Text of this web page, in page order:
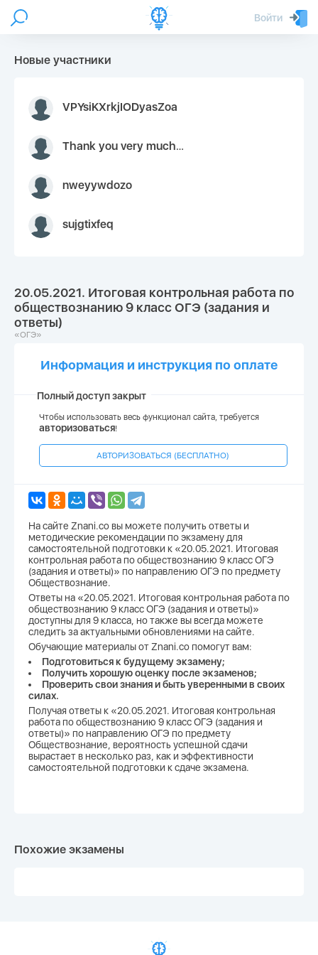
Войти
Новые участники
VPYsiKXrkjIODyasZoa
Thank you very much for your inquiry We appreciate you 9126052 https://youtube.com faceapple !
nweyywdozo
sujgtixfeq
20.05.2021. Итоговая контрольная работа по
обществознанию 9 класс ОГЭ (задания и
ответы)
«ОГЭ»
Информация и инструкция по оплате
Полный доступ закрыт
Чтобы использовать весь функционал сайта, требуется
авторизоваться!
АВТОРИЗОВАТЬСЯ (БЕСПЛАТНО)
На сайте Znani.co вы можете получить ответы и
методические рекомендации по экзамену для
самостоятельной подготовки к «20.05.2021. Итоговая
контрольная работа по обществознанию 9 класс ОГЭ
(задания и ответы)» по направлению ОГЭ по предмету
Обществознание.
Ответы на «20.05.2021. Итоговая контрольная работа по
обществознанию 9 класс ОГЭ (задания и ответы)»
доступны для 9 класса, но также вы всегда можете
следить за актуальными обновлениями на сайте.
Обучающие материалы от Znani.co помогут вам:
Подготовиться к будущему экзамену;
Получить хорошую оценку после экзаменов;
Проверить свои знания и быть уверенными в своих
силах.
Получая ответы к «20.05.2021. Итоговая контрольная
работа по обществознанию 9 класс ОГЭ (задания и
ответы)» по направлению ОГЭ по предмету
Обществознание, вероятность успешной сдачи
вырастает в несколько раз, как и эффективности
самостоятельной подготовки к сдаче экзамена.
Похожие экзамены